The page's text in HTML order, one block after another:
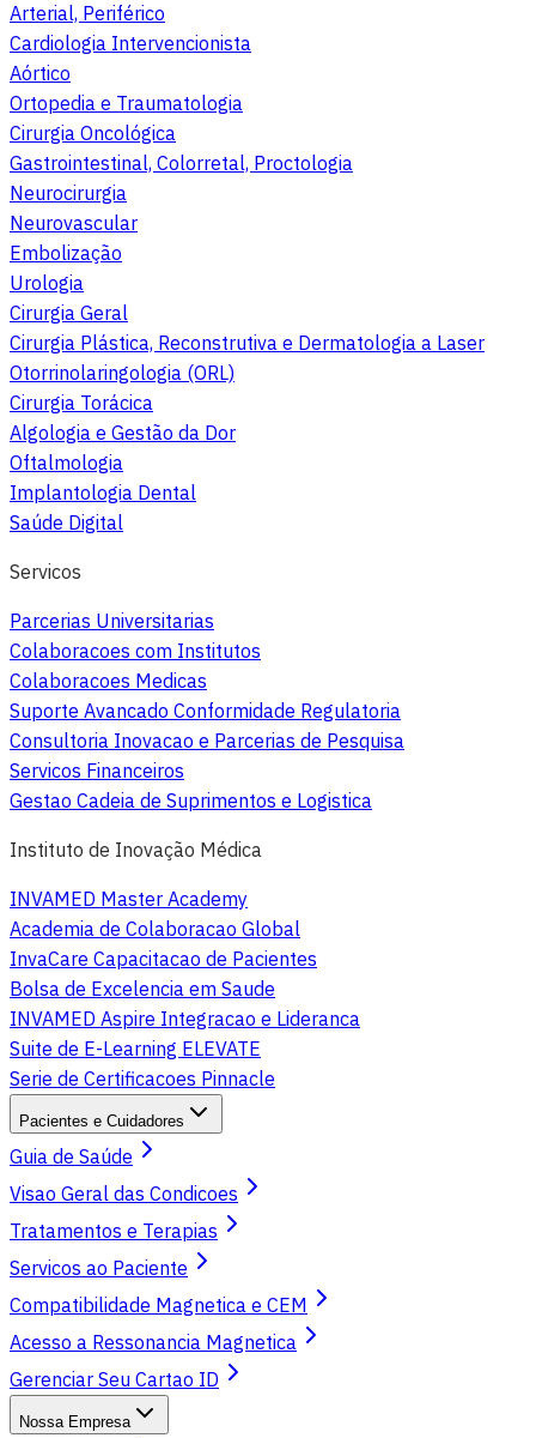
Arterial, Periférico
Cardiologia Intervencionista
Aórtico
Ortopedia e Traumatologia
Cirurgia Oncológica
Gastrointestinal, Colorretal, Proctologia
Neurocirurgia
Neurovascular
Embolização
Urologia
Cirurgia Geral
Cirurgia Plástica, Reconstrutiva e Dermatologia a Laser
Otorrinolaringologia (ORL)
Cirurgia Torácica
Algologia e Gestão da Dor
Oftalmologia
Implantologia Dental
Saúde Digital
Servicos
Parcerias Universitarias
Colaboracoes com Institutos
Colaboracoes Medicas
Suporte Avancado Conformidade Regulatoria
Consultoria Inovacao e Parcerias de Pesquisa
Servicos Financeiros
Gestao Cadeia de Suprimentos e Logistica
Instituto de Inovação Médica
INVAMED Master Academy
Academia de Colaboracao Global
InvaCare Capacitacao de Pacientes
Bolsa de Excelencia em Saude
INVAMED Aspire Integracao e Lideranca
Suite de E-Learning ELEVATE
Serie de Certificacoes Pinnacle
Pacientes e Cuidadores
Guia de Saúde
Visao Geral das Condicoes
Tratamentos e Terapias
Servicos ao Paciente
Compatibilidade Magnetica e CEM
Acesso a Ressonancia Magnetica
Gerenciar Seu Cartao ID
Nossa Empresa